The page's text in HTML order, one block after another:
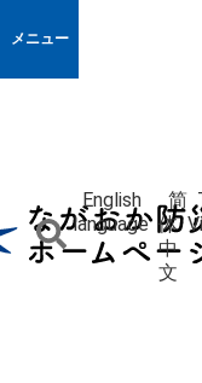
メニュー
English
language
简
体
中
文